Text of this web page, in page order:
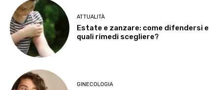
ATTUALITÀ
Estate e zanzare: come difendersi e
quali rimedi scegliere?
GINECOLOGIA